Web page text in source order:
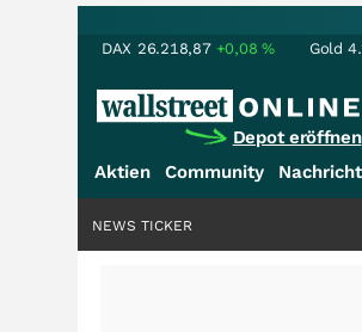
DAX 26.218,87 +0,08% Gold
Depot eröffnen
Aktien Community
NEWS TICKER